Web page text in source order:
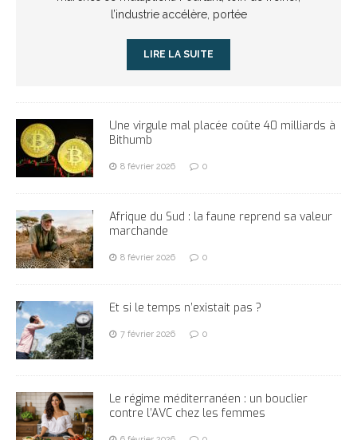
l’industrie accélère, portée
LIRE LA SUITE
Une virgule mal placée coûte 40 milliards à
Bithumb
8 février 2026 0
Afrique du Sud : la faune reprend sa valeur
marchande
8 février 2026 0
Et si le temps n’existait pas ?
7 février 2026 0
Le régime méditerranéen : un bouclier
contre l’AVC chez les femmes